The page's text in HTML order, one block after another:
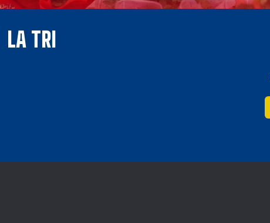
LA TRI